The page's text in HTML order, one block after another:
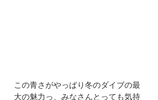
この青さがやっぱり冬のダイブの最
大の魅力っ、みなさんとっても気持